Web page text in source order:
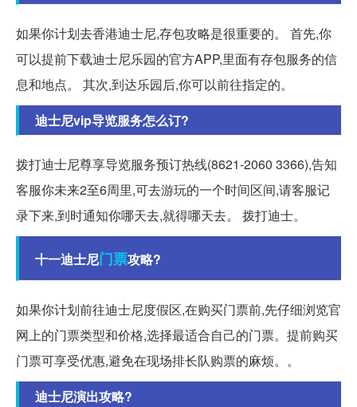
如果你计划去香港迪士尼,存包攻略是很重要的。 首先,你
可以提前下载迪士尼乐园的官方APP,里面有存包服务的信
息和地点。 其次,到达乐园后,你可以前往指定的。
迪士尼vip导览服务怎么订?
拨打迪士尼尊享导览服务预订热线(8621-2060 3366),告知
客服你未来2至6周里,可去游玩的一个时间区间,请客服记
录下来,到时通知你哪天去,就得哪天去。 拨打迪士。
十一迪士尼门票攻略?
如果你计划前往迪士尼度假区,在购买门票前,先仔细浏览官
网上的门票类型和价格,选择最适合自己的门票。提前购买
门票可享受优惠,避免在现场排长队购票的麻烦。。
迪士尼演出攻略?